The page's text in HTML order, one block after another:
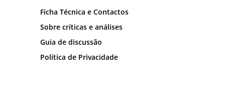
Ficha Técnica e Contactos
Sobre críticas e análises
Guia de discussão
Política de Privacidade